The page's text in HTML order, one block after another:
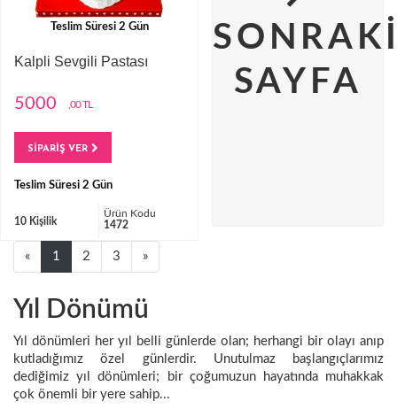
Teslim Süresi 2 Gün
Kalpli Sevgili Pastası
5000 ,00 TL
SİPARİŞ VER
Teslim Süresi 2 Gün
10 Kişilik
Ürün Kodu
1472
SAYFA
«Next1 2 3 »Next
Yıl Dönümü
Yıl dönümleri her yıl belli günlerde olan; herhangi bir olayı anıp
kutladığımız özel günlerdir. Unutulmaz başlangıçlarımız
dediğimiz yıl dönümleri; bir çoğumuzun hayatında muhakkak
çok önemli bir yere sahip...